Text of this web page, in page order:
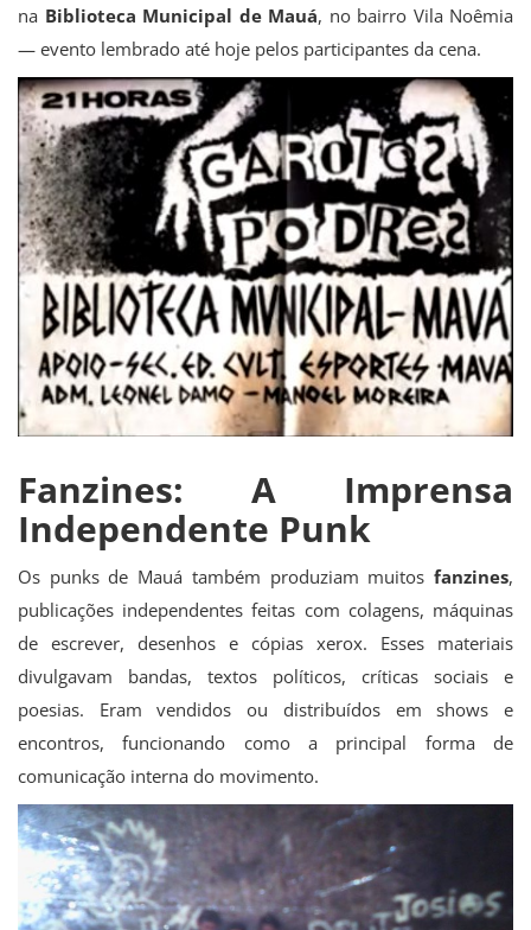
na Biblioteca Municipal de Mauá, no bairro Vila Noêmia
— evento lembrado até hoje pelos participantes da cena.
Fanzines: A Imprensa
Independente Punk
Os punks de Mauá também produziam muitos fanzines,
publicações independentes feitas com colagens, máquinas
de escrever, desenhos e cópias xerox. Esses materiais
divulgavam bandas, textos políticos, críticas sociais e
poesias. Eram vendidos ou distribuídos em shows e
encontros, funcionando como a principal forma de
comunicação interna do movimento.